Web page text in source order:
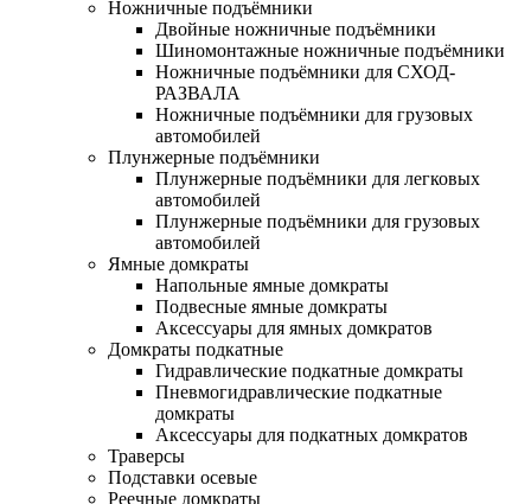
Ножничные подъёмники
Двойные ножничные подъёмники
Шиномонтажные ножничные подъёмники
Ножничные подъёмники для СХОД-
РАЗВАЛА
Ножничные подъёмники для грузовых
автомобилей
Плунжерные подъёмники
Плунжерные подъёмники для легковых
автомобилей
Плунжерные подъёмники для грузовых
автомобилей
Ямные домкраты
Напольные ямные домкраты
Подвесные ямные домкраты
Аксессуары для ямных домкратов
Домкраты подкатные
Гидравлические подкатные домкраты
Пневмогидравлические подкатные
домкраты
Аксессуары для подкатных домкратов
Траверсы
Подставки осевые
Реечные домкраты